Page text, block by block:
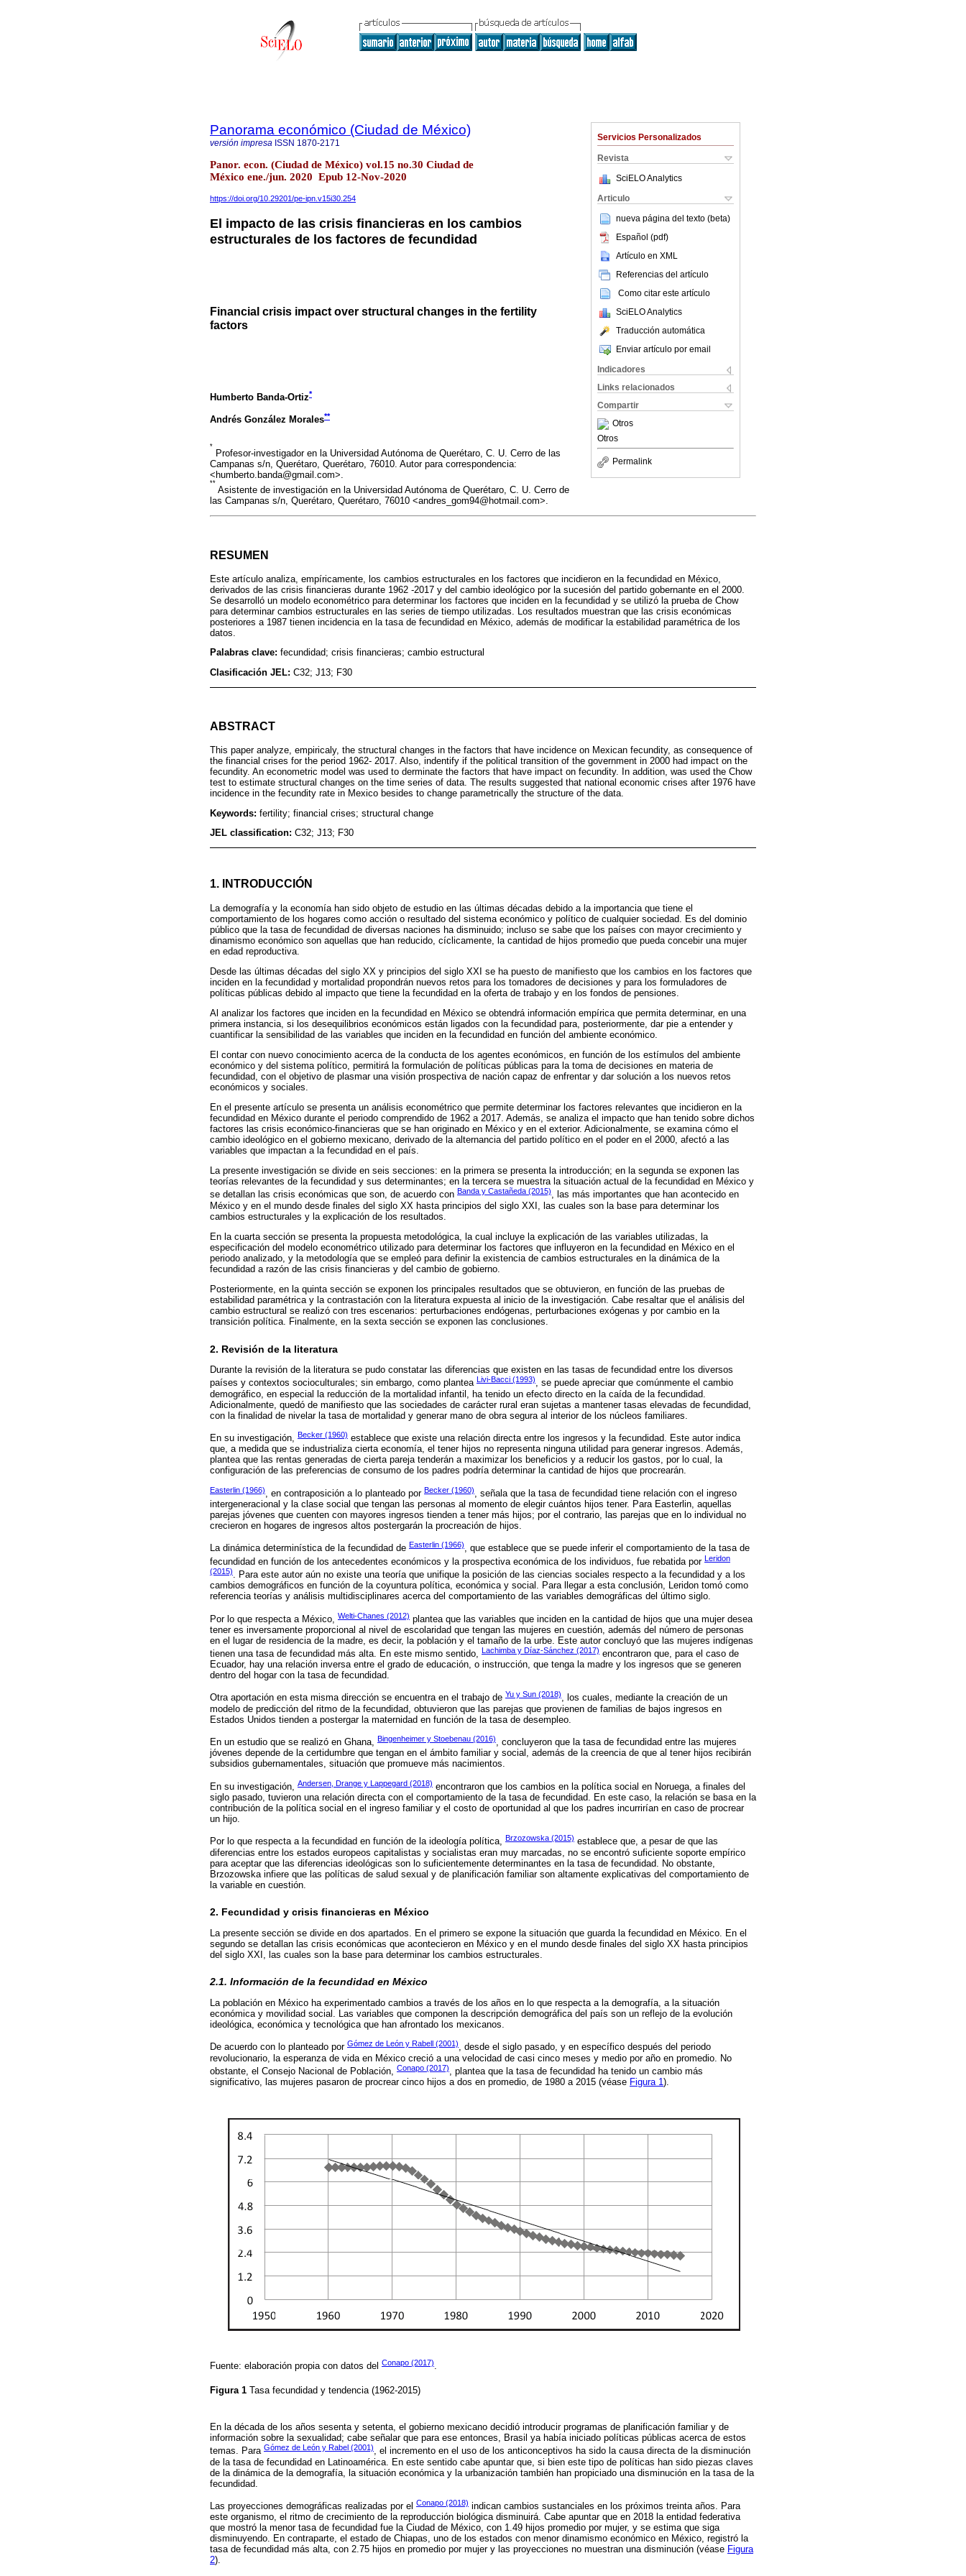
Servicios Personalizados
Revista
SciELO Analytics
Articulo
nueva página del texto (beta)
Español (pdf)
Artículo en XML
Referencias del artículo
Como citar este artículo
SciELO Analytics
Traducción automática
Enviar artículo por email
Indicadores
Links relacionados
Compartir
Otros
Otros
Permalink
Panorama económico (Ciudad de México)
versión impresa ISSN 1870-2171
Panor. econ. (Ciudad de México) vol.15 no.30 Ciudad de
México ene./jun. 2020 Epub 12-Nov-2020
https://doi.org/10.29201/pe-ipn.v15i30.254
El impacto de las crisis financieras en los cambios
estructurales de los factores de fecundidad
Financial crisis impact over structural changes in the fertility
factors
Humberto Banda-Ortiz*
Andrés González Morales**
*
Profesor-investigador en la Universidad Autónoma de Querétaro, C. U. Cerro de las
Campanas s/n, Querétaro, Querétaro, 76010. Autor para correspondencia:
<humberto.banda@gmail.com>.
**
Asistente de investigación en la Universidad Autónoma de Querétaro, C. U. Cerro de
las Campanas s/n, Querétaro, Querétaro, 76010 <andres_gom94@hotmail.com>.
RESUMEN
Este artículo analiza, empíricamente, los cambios estructurales en los factores que incidieron en la fecundidad en México,
derivados de las crisis financieras durante 1962 -2017 y del cambio ideológico por la sucesión del partido gobernante en el 2000.
Se desarrolló un modelo econométrico para determinar los factores que inciden en la fecundidad y se utilizó la prueba de Chow
para determinar cambios estructurales en las series de tiempo utilizadas. Los resultados muestran que las crisis económicas
posteriores a 1987 tienen incidencia en la tasa de fecundidad en México, además de modificar la estabilidad paramétrica de los
datos.
Palabras clave: fecundidad; crisis financieras; cambio estructural
Clasificación JEL: C32; J13; F30
ABSTRACT
This paper analyze, empiricaly, the structural changes in the factors that have incidence on Mexican fecundity, as consequence of
the financial crises for the period 1962- 2017. Also, indentify if the political transition of the government in 2000 had impact on the
fecundity. An econometric model was used to derminate the factors that have impact on fecundity. In addition, was used the Chow
test to estimate structural changes on the time series of data. The results suggested that national economic crises after 1976 have
incidence in the fecundity rate in Mexico besides to change parametrically the structure of the data.
Keywords: fertility; financial crises; structural change
JEL classification: C32; J13; F30
1. INTRODUCCIÓN
La demografía y la economía han sido objeto de estudio en las últimas décadas debido a la importancia que tiene el
comportamiento de los hogares como acción o resultado del sistema económico y político de cualquier sociedad. Es del dominio
público que la tasa de fecundidad de diversas naciones ha disminuido; incluso se sabe que los países con mayor crecimiento y
dinamismo económico son aquellas que han reducido, cíclicamente, la cantidad de hijos promedio que pueda concebir una mujer
en edad reproductiva.
Desde las últimas décadas del siglo XX y principios del siglo XXI se ha puesto de manifiesto que los cambios en los factores que
inciden en la fecundidad y mortalidad propondrán nuevos retos para los tomadores de decisiones y para los formuladores de
políticas públicas debido al impacto que tiene la fecundidad en la oferta de trabajo y en los fondos de pensiones.
Al analizar los factores que inciden en la fecundidad en México se obtendrá información empírica que permita determinar, en una
primera instancia, si los desequilibrios económicos están ligados con la fecundidad para, posteriormente, dar pie a entender y
cuantificar la sensibilidad de las variables que inciden en la fecundidad en función del ambiente económico.
El contar con nuevo conocimiento acerca de la conducta de los agentes económicos, en función de los estímulos del ambiente
económico y del sistema político, permitirá la formulación de políticas públicas para la toma de decisiones en materia de
fecundidad, con el objetivo de plasmar una visión prospectiva de nación capaz de enfrentar y dar solución a los nuevos retos
económicos y sociales.
En el presente artículo se presenta un análisis econométrico que permite determinar los factores relevantes que incidieron en la
fecundidad en México durante el periodo comprendido de 1962 a 2017. Además, se analiza el impacto que han tenido sobre dichos
factores las crisis económico-financieras que se han originado en México y en el exterior. Adicionalmente, se examina cómo el
cambio ideológico en el gobierno mexicano, derivado de la alternancia del partido político en el poder en el 2000, afectó a las
variables que impactan a la fecundidad en el país.
La presente investigación se divide en seis secciones: en la primera se presenta la introducción; en la segunda se exponen las
teorías relevantes de la fecundidad y sus determinantes; en la tercera se muestra la situación actual de la fecundidad en México y
se detallan las crisis económicas que son, de acuerdo con Banda y Castañeda (2015), las más importantes que han acontecido en
México y en el mundo desde finales del siglo XX hasta principios del siglo XXI, las cuales son la base para determinar los
cambios estructurales y la explicación de los resultados.
En la cuarta sección se presenta la propuesta metodológica, la cual incluye la explicación de las variables utilizadas, la
especificación del modelo econométrico utilizado para determinar los factores que influyeron en la fecundidad en México en el
periodo analizado, y la metodología que se empleó para definir la existencia de cambios estructurales en la dinámica de la
fecundidad a razón de las crisis financieras y del cambio de gobierno.
Posteriormente, en la quinta sección se exponen los principales resultados que se obtuvieron, en función de las pruebas de
estabilidad paramétrica y la contrastación con la literatura expuesta al inicio de la investigación. Cabe resaltar que el análisis del
cambio estructural se realizó con tres escenarios: perturbaciones endógenas, perturbaciones exógenas y por cambio en la
transición política. Finalmente, en la sexta sección se exponen las conclusiones.
2. Revisión de la literatura
Durante la revisión de la literatura se pudo constatar las diferencias que existen en las tasas de fecundidad entre los diversos
países y contextos socioculturales; sin embargo, como plantea Livi-Bacci (1993), se puede apreciar que comúnmente el cambio
demográfico, en especial la reducción de la mortalidad infantil, ha tenido un efecto directo en la caída de la fecundidad.
Adicionalmente, quedó de manifiesto que las sociedades de carácter rural eran sujetas a mantener tasas elevadas de fecundidad,
con la finalidad de nivelar la tasa de mortalidad y generar mano de obra segura al interior de los núcleos familiares.
En su investigación, Becker (1960) establece que existe una relación directa entre los ingresos y la fecundidad. Este autor indica
que, a medida que se industrializa cierta economía, el tener hijos no representa ninguna utilidad para generar ingresos. Además,
plantea que las rentas generadas de cierta pareja tenderán a maximizar los beneficios y a reducir los gastos, por lo cual, la
configuración de las preferencias de consumo de los padres podría determinar la cantidad de hijos que procrearán.
Easterlin (1966) , en contraposición a lo planteado por Becker (1960)
, señala que la tasa de fecundidad tiene relación con el ingreso
intergeneracional y la clase social que tengan las personas al momento de elegir cuántos hijos tener. Para Easterlin, aquellas
parejas jóvenes que cuenten con mayores ingresos tienden a tener más hijos; por el contrario, las parejas que en lo individual no
crecieron en hogares de ingresos altos postergarán la procreación de hijos.
La dinámica determinística de la fecundidad de Easterlin (1966), que establece que se puede inferir el comportamiento de la tasa de
fecundidad en función de los antecedentes económicos y la prospectiva económica de los individuos, fue rebatida por Leridon
(2015). Para este autor aún no existe una teoría que unifique la posición de las ciencias sociales respecto a la fecundidad y a los
cambios demográficos en función de la coyuntura política, económica y social. Para llegar a esta conclusión, Leridon tomó como
referencia teorías y análisis multidisciplinares acerca del comportamiento de las variables demográficas del último siglo.
Por lo que respecta a México, Welti-Chanes (2012) plantea que las variables que inciden en la cantidad de hijos que una mujer desea
tener es inversamente proporcional al nivel de escolaridad que tengan las mujeres en cuestión, además del número de personas
en el lugar de residencia de la madre, es decir, la población y el tamaño de la urbe. Este autor concluyó que las mujeres indígenas
tienen una tasa de fecundidad más alta. En este mismo sentido, Lachimba y Díaz-Sánchez (2017) encontraron que, para el caso de
Ecuador, hay una relación inversa entre el grado de educación, o instrucción, que tenga la madre y los ingresos que se generen
dentro del hogar con la tasa de fecundidad.
Otra aportación en esta misma dirección se encuentra en el trabajo de Yu y Sun (2018), los cuales, mediante la creación de un
modelo de predicción del ritmo de la fecundidad, obtuvieron que las parejas que provienen de familias de bajos ingresos en
Estados Unidos tienden a postergar la maternidad en función de la tasa de desempleo.
En un estudio que se realizó en Ghana, Bingenheimer y Stoebenau (2016), concluyeron que la tasa de fecundidad entre las mujeres
jóvenes depende de la certidumbre que tengan en el ámbito familiar y social, además de la creencia de que al tener hijos recibirán
subsidios gubernamentales, situación que promueve más nacimientos.
En su investigación, Andersen, Drange y Lappegard (2018) encontraron que los cambios en la política social en Noruega, a finales del
siglo pasado, tuvieron una relación directa con el comportamiento de la tasa de fecundidad. En este caso, la relación se basa en la
contribución de la política social en el ingreso familiar y el costo de oportunidad al que los padres incurrirían en caso de procrear
un hijo.
Por lo que respecta a la fecundidad en función de la ideología política, Brzozowska (2015) establece que, a pesar de que las
diferencias entre los estados europeos capitalistas y socialistas eran muy marcadas, no se encontró suficiente soporte empírico
para aceptar que las diferencias ideológicas son lo suficientemente determinantes en la tasa de fecundidad. No obstante,
Brzozowska infiere que las políticas de salud sexual y de planificación familiar son altamente explicativas del comportamiento de
la variable en cuestión.
2. Fecundidad y crisis financieras en México
La presente sección se divide en dos apartados. En el primero se expone la situación que guarda la fecundidad en México. En el
segundo se detallan las crisis económicas que acontecieron en México y en el mundo desde finales del siglo XX hasta principios
del siglo XXI, las cuales son la base para determinar los cambios estructurales.
2.1. Información de la fecundidad en México
La población en México ha experimentado cambios a través de los años en lo que respecta a la demografía, a la situación
económica y movilidad social. Las variables que componen la descripción demográfica del país son un reflejo de la evolución
ideológica, económica y tecnológica que han afrontado los mexicanos.
De acuerdo con lo planteado por Gómez de León y Rabell (2001), desde el siglo pasado, y en específico después del periodo
revolucionario, la esperanza de vida en México creció a una velocidad de casi cinco meses y medio por año en promedio. No
obstante, el Consejo Nacional de Población,
Conapo (2017)
, plantea que la tasa de fecundidad ha tenido un cambio más
significativo, las mujeres pasaron de procrear cinco hijos a dos en promedio, de 1980 a 2015 (véase Figura 1 ).
Fuente: elaboración propia con datos del Conapo (2017).
Figura 1 Tasa fecundidad y tendencia (1962-2015)
En la década de los años sesenta y setenta, el gobierno mexicano decidió introducir programas de planificación familiar y de
información sobre la sexualidad; cabe señalar que para ese entonces, Brasil ya había iniciado políticas públicas acerca de estos
temas. Para Gómez de León y Rabel (2001), el incremento en el uso de los anticonceptivos ha sido la causa directa de la disminución
de la tasa de fecundidad en Latinoamérica. En este sentido cabe apuntar que, si bien este tipo de políticas han sido piezas claves
de la dinámica de la demografía, la situación económica y la urbanización también han propiciado una disminución en la tasa de la
fecundidad.
Las proyecciones demográficas realizadas por el Conapo (2018) indican cambios sustanciales en los próximos treinta años. Para
este organismo, el ritmo de crecimiento de la reproducción biológica disminuirá. Cabe apuntar que en 2018 la entidad federativa
que mostró la menor tasa de fecundidad fue la Ciudad de México, con 1.49 hijos promedio por mujer, y se estima que siga
disminuyendo. En contraparte, el estado de Chiapas, uno de los estados con menor dinamismo económico en México, registró la
tasa de fecundidad más alta, con 2.75 hijos en promedio por mujer y las proyecciones no muestran una disminución (véase Figura
2).